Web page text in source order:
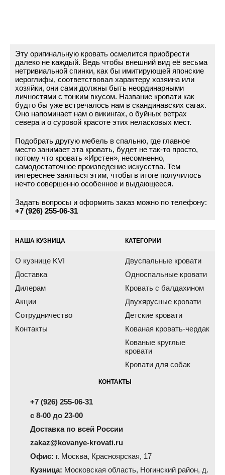
Эту оригинальную кровать осмелится приобрести
далеко не каждый. Ведь чтобы внешний вид её весьма
нетривиальной спинки, как бы имитирующей японские
иероглифы, соответствовал характеру хозяина или
хозяйки, они сами должны быть неординарными
личностями с тонким вкусом. Название кровати как
будто бы уже встречалось нам в скандинавских сагах.
Оно напоминает нам о викингах, о буйных ветрах
севера и о суровой красоте этих неласковых мест.
Подобрать другую мебель в спальню, где главное
место занимает эта кровать, будет не так-то просто,
потому что кровать «Ирстен», несомненно,
самодостаточное произведение искусства. Тем
интереснее заняться этим, чтобы в итоге получилось
нечто совершенно особенное и выдающееся.
Задать вопросы и оформить заказ можно по телефону:
+7 (926) 255-06-31
НАША КУЗНИЦА
О кузнице KVI
Доставка
Дилерам
Акции
Сотрудничество
Контакты
КАТЕГОРИИ
Двуспальные кровати
Односпальные кровати
Кровать с балдахином
Двухярусные кровати
Детские кровати
Кованая кровать-чердак
Кованые круглые
кровати
Кровати для собак
КОНТАКТЫ
+7 (926) 255-06-31
с 8-00 до 23-00
Доставка по всей России
zakaz@kovanye-krovati.ru
Офис: г. Москва, Красноярская, 17
Кузница: Московская область, Ногинский район, д.